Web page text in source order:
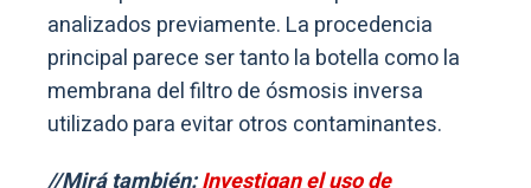
analizados previamente. La procedencia
principal parece ser tanto la botella como la
membrana del filtro de ósmosis inversa
utilizado para evitar otros contaminantes.
//Mirá también:Investigan el uso de